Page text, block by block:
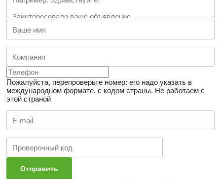
Пожалуйста, перепроверьте номер: его надо указать в
международном формате, с кодом страны. Не работаем с
этой страной